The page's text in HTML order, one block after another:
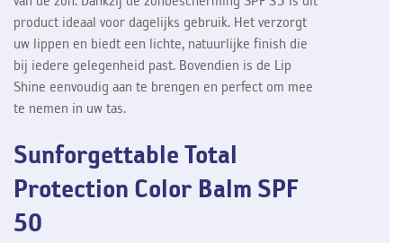
product ideaal voor dagelijks gebruik. Het verzorgt
uw lippen en biedt een lichte, natuurlijke finish die
bij iedere gelegenheid past. Bovendien is de Lip
Shine eenvoudig aan te brengen en perfect om mee
te nemen in uw tas.
Sunforgettable Total
Protection Color Balm SPF
50